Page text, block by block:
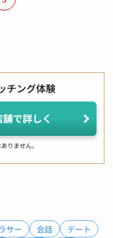
チング体験
で詳しく
りません。
サー 会話
デート